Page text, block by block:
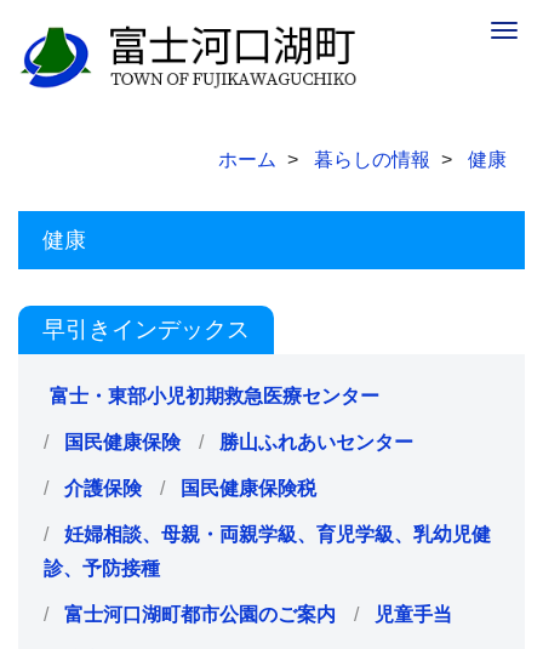
ホーム 暮らしの情報 健康
健康
早引きインデックス
富士・東部小児初期救急医療センター
国民健康保険 勝山ふれあいセンター
介護保険 国民健康保険税
妊婦相談、母親・両親学級、育児学級、乳幼児健
診、予防接種
富士河口湖町都市公園のご案内 児童手当